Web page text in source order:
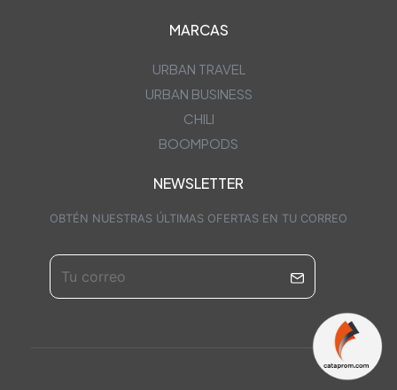
MARCAS
URBAN TRAVEL
URBAN BUSINESS
CHILI
BOOMPODS
NEWSLETTER
OBTÉN NUESTRAS ÚLTIMAS OFERTAS EN TU CORREO